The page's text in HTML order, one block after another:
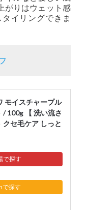
がりはウェット感
イリングできま
モイスチャープル
/ 100g 【 洗い流さ
セ毛ケア しっと